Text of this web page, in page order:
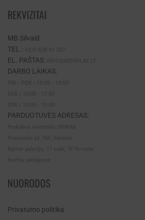
REKVIZITAI
MB Silvaid
TEL.:
EL. PAŠTAS:
DARBO LAIKAS:
PARDUOTUVĖS ADRESAS:
NUORODOS
Privatumo politika